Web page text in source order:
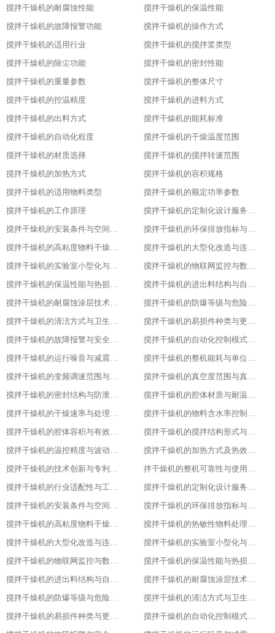
搅拌干燥机的耐腐蚀性能
搅拌干燥机的保温性能
搅拌干燥机的故障报警功能
搅拌干燥机的操作方式
搅拌干燥机的适用行业
搅拌干燥机的搅拌桨类型
搅拌干燥机的除尘功能
搅拌干燥机的密封性能
搅拌干燥机的重量参数
搅拌干燥机的整体尺寸
搅拌干燥机的控温精度
搅拌干燥机的进料方式
搅拌干燥机的出料方式
搅拌干燥机的能耗标准
搅拌干燥机的自动化程度
搅拌干燥机的干燥温度范围
搅拌干燥机的材质选择
搅拌干燥机的搅拌转速范围
搅拌干燥机的加热方式
搅拌干燥机的容积规格
搅拌干燥机的适用物料类型
搅拌干燥机的额定功率参数
搅拌干燥机的工作原理
搅拌干燥机的定制化设计服务范围
搅拌干燥机的安装条件与空间布局要求
搅拌干燥机的环保排放指标与净化措施
搅拌干燥机的高粘度物料干燥适配设计
搅拌干燥机的大型化改造与连续生产能力
搅拌干燥机的实验室小型化与参数复刻性
搅拌干燥机的物联网监控与数据追溯能力
搅拌干燥机的保温性能与热损失率
搅拌干燥机的进出料结构与自动化适配
搅拌干燥机的耐腐蚀涂层技术与应用场景
搅拌干燥机的防爆等级与危险环境适配性
搅拌干燥机的清洁方式与卫生残留标准
搅拌干燥机的易损件种类与更换周期
搅拌干燥机的故障报警与安全保护功能
搅拌干燥机的自动化控制模式分类
搅拌干燥机的运行噪音与减震措施
搅拌干燥机的整机能耗与单位能耗标准
搅拌干燥机的变频调速范围与控制精度
搅拌干燥机的真空度范围与真空干燥效果
搅拌干燥机的密封结构与防泄漏等级
搅拌干燥机的腔体材质与耐温耐腐蚀性能
搅拌干燥机的干燥速率与处理量参数
搅拌干燥机的物料含水率控制范围
搅拌干燥机的腔体容积与有效装载率
搅拌干燥机的搅拌结构形式与适配物料
搅拌干燥机的温控精度与波动范围
搅拌干燥机的加热方式及热效率指标
搅拌干燥机的技术创新与专利技术应用
拌干燥机的整机可靠性与使用寿命
搅拌干燥机的行业适配性与工艺调整方案
搅拌干燥机的定制化设计服务范围
搅拌干燥机的安装条件与空间布局要求
搅拌干燥机的环保排放指标与净化措施
搅拌干燥机的高粘度物料干燥适配设计
搅拌干燥机的热敏性物料处理工艺优化
搅拌干燥机的大型化改造与连续生产能力
搅拌干燥机的实验室小型化与参数复刻性
搅拌干燥机的物联网监控与数据追溯能力
搅拌干燥机的保温性能与热损失率
搅拌干燥机的进出料结构与自动化适配
搅拌干燥机的耐腐蚀涂层技术与应用场景
搅拌干燥机的防爆等级与危险环境适配性
搅拌干燥机的清洁方式与卫生残留标准
搅拌干燥机的易损件种类与更换周期
搅拌干燥机的自动化控制模式分类